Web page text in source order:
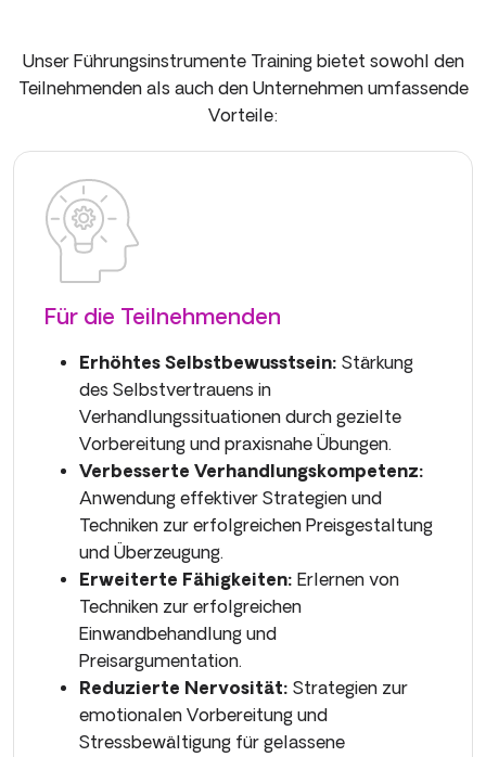
Unser Führungsinstrumente Training bietet sowohl den
Teilnehmenden als auch den Unternehmen umfassende
Vorteile:
Für die Teilnehmenden
Erhöhtes Selbstbewusstsein: Stärkung
des Selbstvertrauens in
Verhandlungssituationen durch gezielte
Vorbereitung und praxisnahe Übungen.
Verbesserte Verhandlungskompetenz:
Anwendung effektiver Strategien und
Techniken zur erfolgreichen Preisgestaltung
und Überzeugung.
Erweiterte Fähigkeiten: Erlernen von
Techniken zur erfolgreichen
Einwandbehandlung und
Preisargumentation.
Reduzierte Nervosität: Strategien zur
emotionalen Vorbereitung und
Stressbewältigung für gelassene